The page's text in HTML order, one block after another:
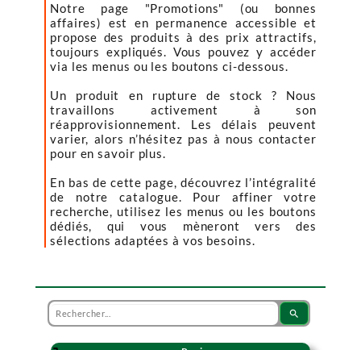
Notre page "Promotions" (ou bonnes
affaires) est en permanence accessible et
propose des produits à des prix attractifs,
toujours expliqués. Vous pouvez y accéder
via les menus ou les boutons ci-dessous.
Un produit en rupture de stock ? Nous
travaillons activement à son
réapprovisionnement. Les délais peuvent
varier, alors n’hésitez pas à nous contacter
pour en savoir plus.
En bas de cette page, découvrez l’intégralité
de notre catalogue. Pour affiner votre
recherche, utilisez les menus ou les boutons
dédiés, qui vous mèneront vers des
sélections adaptées à vos besoins.
search